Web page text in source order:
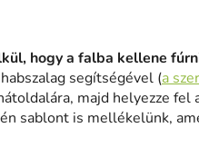
hogy a falba kellene
segítségével (a
majd helyezze fel
sablont is mellékelünk,